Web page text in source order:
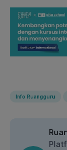
Info Ruangguru